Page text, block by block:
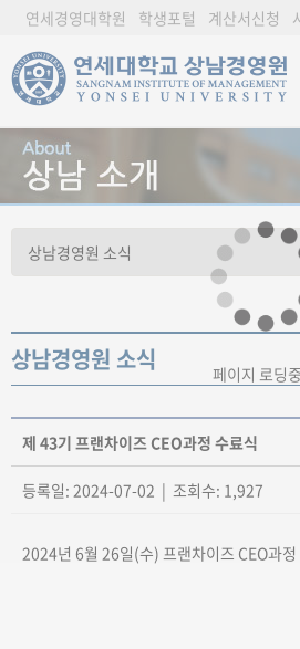
연세경영대학원 학생포털 계산서신청
상남경영원 소식
제 43기 프랜차이즈 CEO과정 수료식
등록일: 2024-07-02 | 조회수: 1,927
2024년 6월 26일(수) 프랜차이즈 CEO과
페이지 로딩